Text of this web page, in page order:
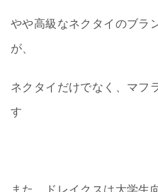
やや高級なネクタイのブラ
が、
ネクタイだけでなく、マフ
す